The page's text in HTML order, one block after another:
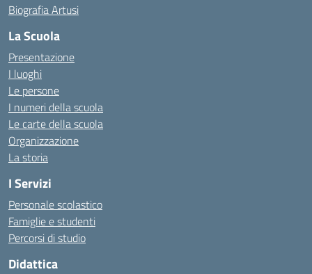
Biografia Artusi
La Scuola
Presentazione
I luoghi
Le persone
I numeri della scuola
Le carte della scuola
Organizzazione
La storia
I Servizi
Personale scolastico
Famiglie e studenti
Percorsi di studio
Didattica